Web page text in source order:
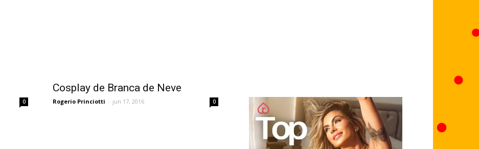
0
Cosplay de Branca de Neve
Rogerio Princiotti - jun 17, 2016 0